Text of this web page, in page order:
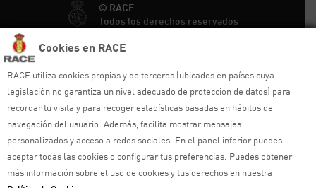
Cookies en RACE
RACE utiliza cookies propias y de terceros (ubicados en países cuya
legislación no garantiza un nivel adecuado de protección de datos) para
recordar tu visita y para recoger estadísticas basadas en hábitos de
navegación del usuario. Además, facilita mostrar mensajes
personalizados y acceso a redes sociales. En el panel inferior puedes
aceptar todas las cookies o configurar tus preferencias. Puedes obtener
más información sobre el uso de cookies y tus derechos en nuestra
© RACE
Todos los derechos reservados
Aviso legal
Política de privacidad
Política de venta